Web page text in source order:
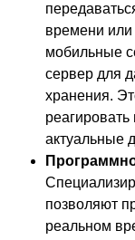
времени или
мобильные
сервер для
хранения.
актуальные
позволяют
реальном